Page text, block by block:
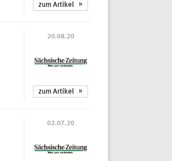
zum Artikel
20.08.20
zum Artikel
02.07.20